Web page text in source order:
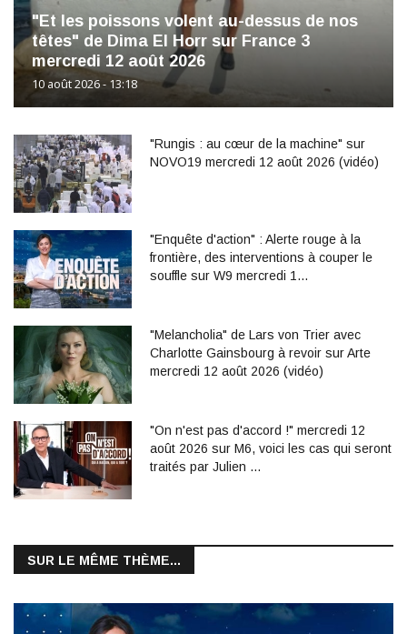
"Et les poissons volent au-dessus de nos
têtes" de Dima El Horr sur France 3
mercredi 12 août 2026
10 août 2026 - 13:18
"Rungis : au cœur de la machine" sur
NOVO19 mercredi 12 août 2026 (vidéo)
"Enquête d'action" : Alerte rouge à la
frontière, des interventions à couper le
souffle sur W9 mercredi 1…
"Melancholia" de Lars von Trier avec
Charlotte Gainsbourg à revoir sur Arte
mercredi 12 août 2026 (vidéo)
"On n'est pas d'accord !" mercredi 12
août 2026 sur M6, voici les cas qui seront
traités par Julien …
SUR LE MÊME THÈME...